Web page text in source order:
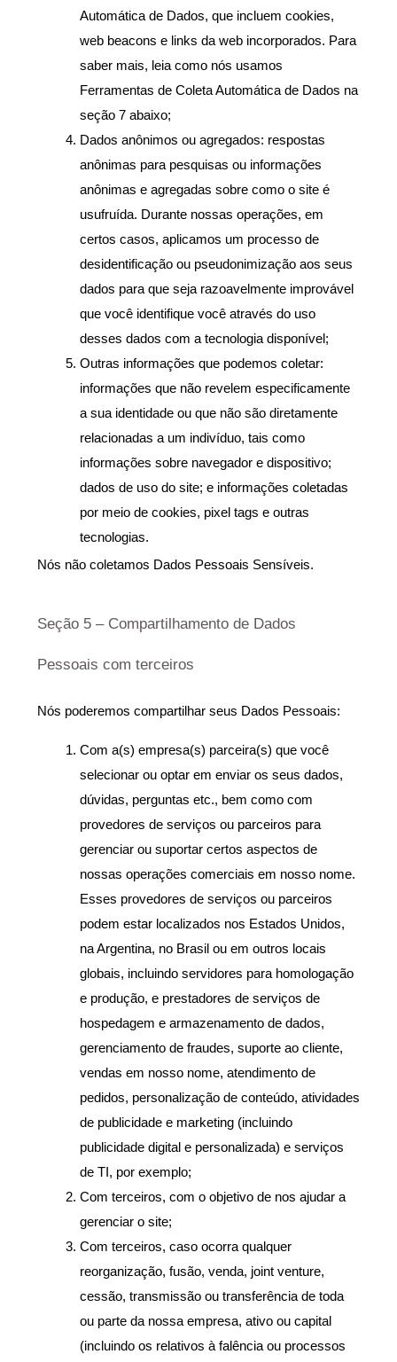
Automática de Dados, que incluem cookies,
web beacons e links da web incorporados. Para
saber mais, leia como nós usamos
Ferramentas de Coleta Automática de Dados na
seção 7 abaixo;
Dados anônimos ou agregados: respostas
anônimas para pesquisas ou informações
anônimas e agregadas sobre como o site é
usufruída. Durante nossas operações, em
certos casos, aplicamos um processo de
desidentificação ou pseudonimização aos seus
dados para que seja razoavelmente improvável
que você identifique você através do uso
desses dados com a tecnologia disponível;
Outras informações que podemos coletar:
informações que não revelem especificamente
a sua identidade ou que não são diretamente
relacionadas a um indivíduo, tais como
informações sobre navegador e dispositivo;
dados de uso do site; e informações coletadas
por meio de cookies, pixel tags e outras
tecnologias.
Nós não coletamos Dados Pessoais Sensíveis.
Seção 5 – Compartilhamento de Dados
Pessoais com terceiros
Nós poderemos compartilhar seus Dados Pessoais:
Com a(s) empresa(s) parceira(s) que você
selecionar ou optar em enviar os seus dados,
dúvidas, perguntas etc., bem como com
provedores de serviços ou parceiros para
gerenciar ou suportar certos aspectos de
nossas operações comerciais em nosso nome.
Esses provedores de serviços ou parceiros
podem estar localizados nos Estados Unidos,
na Argentina, no Brasil ou em outros locais
globais, incluindo servidores para homologação
e produção, e prestadores de serviços de
hospedagem e armazenamento de dados,
gerenciamento de fraudes, suporte ao cliente,
vendas em nosso nome, atendimento de
pedidos, personalização de conteúdo, atividades
de publicidade e marketing (incluindo
publicidade digital e personalizada) e serviços
de TI, por exemplo;
Com terceiros, com o objetivo de nos ajudar a
gerenciar o site;
Com terceiros, caso ocorra qualquer
reorganização, fusão, venda, joint venture,
cessão, transmissão ou transferência de toda
ou parte da nossa empresa, ativo ou capital
(incluindo os relativos à falência ou processos